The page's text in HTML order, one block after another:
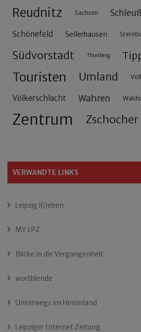
Reudnitz Sachsen
Schönefeld Sellerhausen
Südvorstadt Thonberg
Touristen Umland
Völkerschlacht Wahren
Zentrum Zschocher
VERWANDTE LINKS
Leipzig l(i)eben
MY LPZ
Blicke in die Vergangenheit
wortblende
Unterwegs im Hinterland
Leipziger Internet Zeitung